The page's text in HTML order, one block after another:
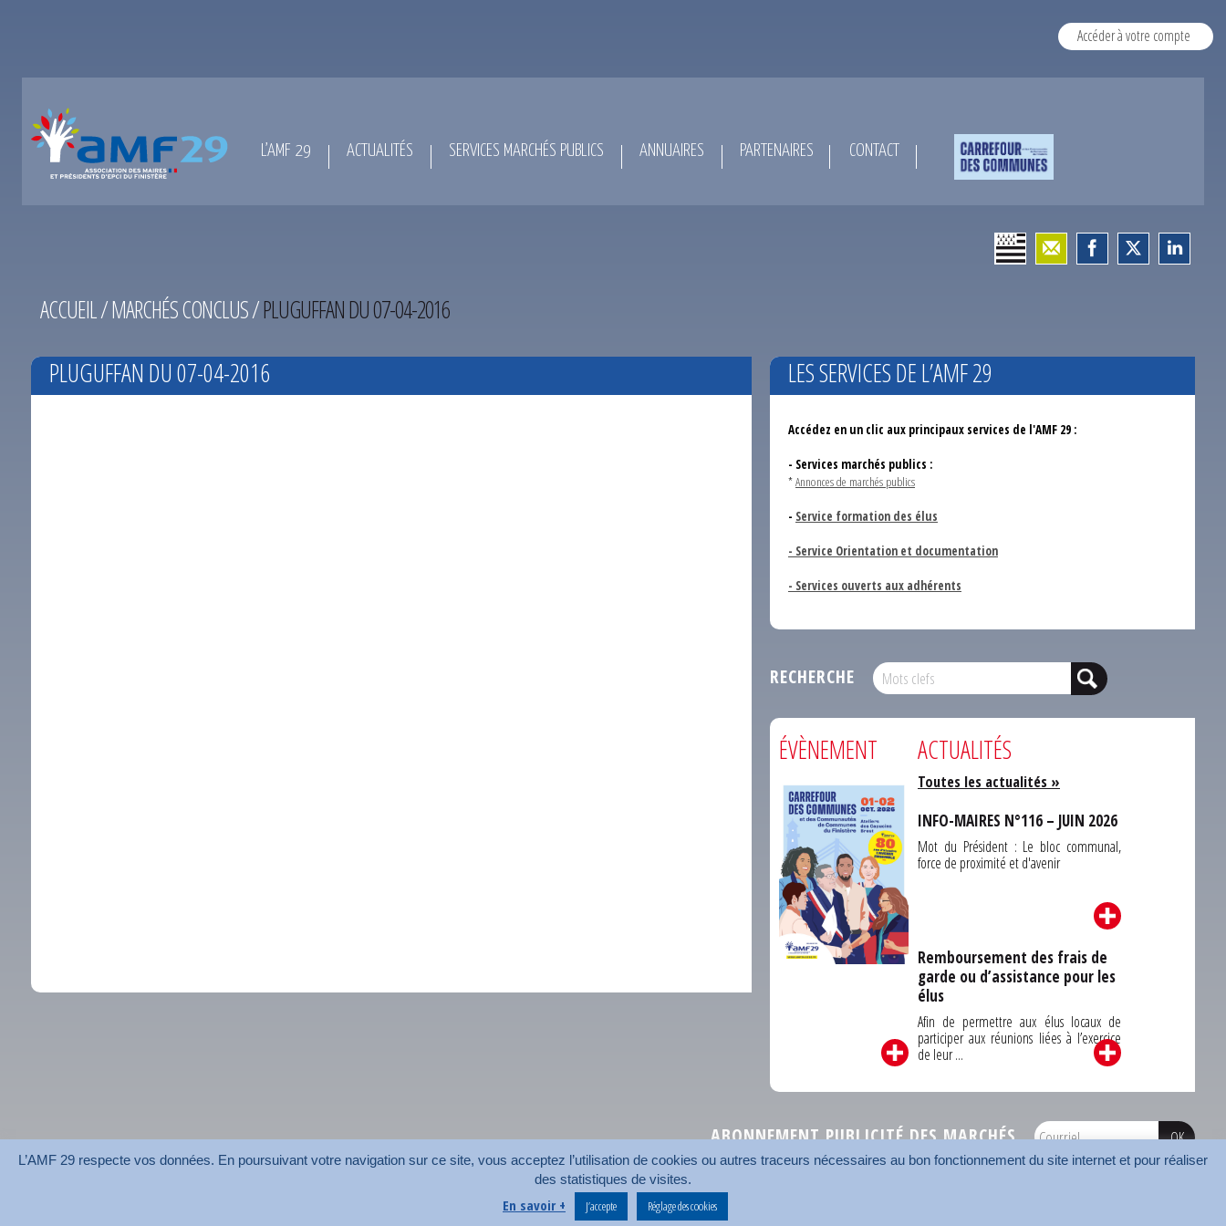
Accéder à votre compte
L’AMF 29 ACTUALITÉS SERVICES MARCHÉS PUBLICS ANNUAIRES PARTENAIRES CONTACT
ACCUEIL/MARCHÉS CONCLUS/PLUGUFFAN DU 07-04-2016
PLUGUFFAN DU 07-04-2016 LES SERVICES DE L’AMF 29
Accédez en un clic aux principaux services de l'AMF 29 :
- Services marchés publics :
*Annonces de marchés publics
- Service formation des élus
- Service Orientation et documentation
- Services ouverts aux adhérents
RECHERCHE
ÉVÈNEMENT ACTUALITÉS
Toutes les actualités »
INFO-MAIRES N°116 – JUIN 2026
Mot du Président : Le bloc communal,
force de proximité et d'avenir
Remboursement des frais de
garde ou d’assistance pour les
élus
Afin de permettre aux élus locaux de
participer aux réunions liées à l’exercice
de leur ...
ABONNEMENT PUBLICITÉ DES MARCHÉS
Plan du site
L’AMF 29 respecte vos données. En poursuivant votre navigation sur ce site, vous acceptez l’utilisation de cookies ou autres traceurs nécessaires au bon fonctionnement du site internet et pour réaliser
des statistiques de visites.
En savoir + J’accepte Réglage des cookies